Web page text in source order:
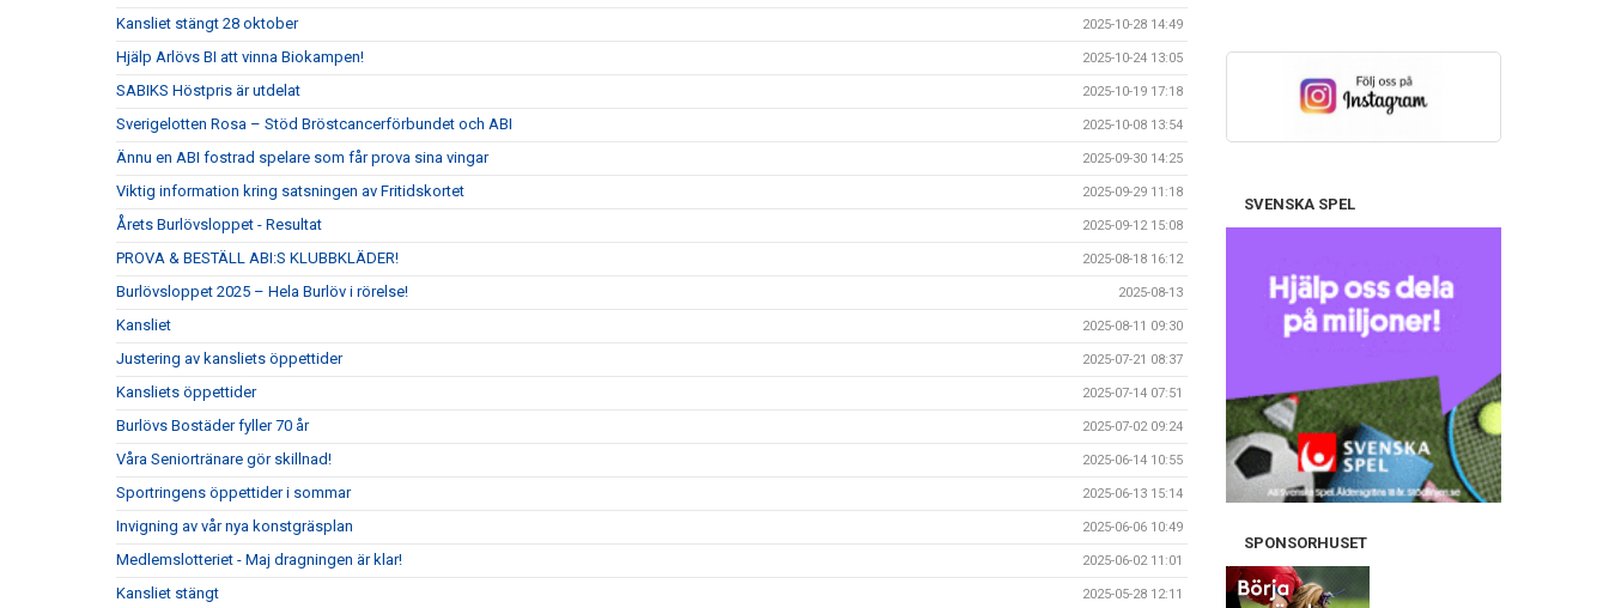
Kansliet stängt 28 oktober 2025-10-28 14:49
Hjälp Arlövs BI att vinna Biokampen! 2025-10-24 13:05
SABIKS Höstpris är utdelat 2025-10-19 17:18
Sverigelotten Rosa – Stöd Bröstcancerförbundet och ABI 2025-10-08 13:54
Ännu en ABI fostrad spelare som får prova sina vingar 2025-09-30 14:25
Viktig information kring satsningen av Fritidskortet 2025-09-29 11:18
Årets Burlövsloppet - Resultat 2025-09-12 15:08
PROVA & BESTÄLL ABI:S KLUBBKLÄDER! 2025-08-18 16:12
Burlövsloppet 2025 – Hela Burlöv i rörelse! 2025-08-13
Kansliet 2025-08-11 09:30
Justering av kansliets öppettider 2025-07-21 08:37
Kansliets öppettider 2025-07-14 07:51
Burlövs Bostäder fyller 70 år 2025-07-02 09:24
Våra Seniortränare gör skillnad! 2025-06-14 10:55
Sportringens öppettider i sommar 2025-06-13 15:14
Invigning av vår nya konstgräsplan 2025-06-06 10:49
Medlemslotteriet - Maj dragningen är klar! 2025-06-02 11:01
Kansliet stängt 2025-05-28 12:11
SVENSKA SPEL
SPONSORHUSET